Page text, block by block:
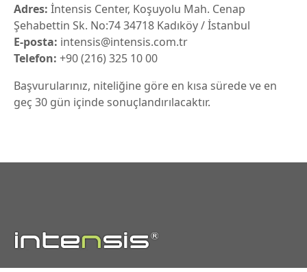
Adres: İntensis Center, Koşuyolu Mah. Cenap
Şehabettin Sk. No:74 34718 Kadıköy / İstanbul
E-posta: intensis@intensis.com.tr
Telefon: +90 (216) 325 10 00
Başvurularınız, niteliğine göre en kısa sürede ve en
geç 30 gün içinde sonuçlandırılacaktır.